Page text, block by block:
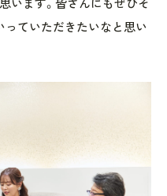
います。皆さんにもぜひそ
っていただきたいなと思い